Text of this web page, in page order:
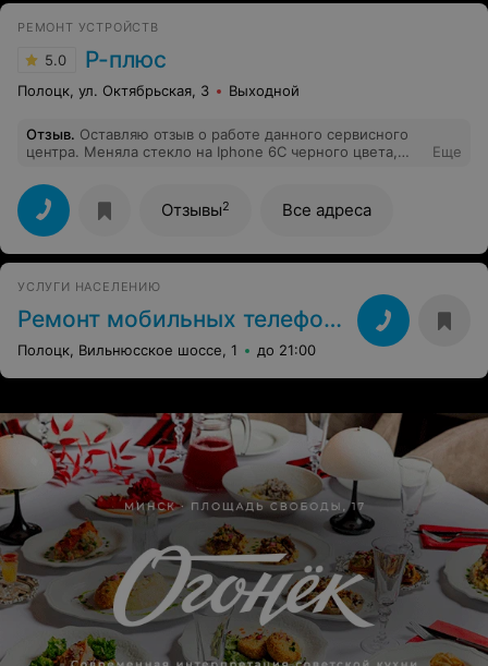
РЕМОНТ УСТРОЙСТВ
5.0 Р-плюс
Полоцк, ул. Октябрьская, 3 Выходной
Отзыв. Оставляю отзыв о работе данного сервисного
центра. Меняла стекло на Iphone 6С черного цвета,
Порадовало, что все сделали очень быстро, без
лишних слов, динамик заменили) Отдельное спасибо
за подарок - защитное стекло)).
Еще
Отзывы2 Все адреса
УСЛУГИ НАСЕЛЕНИЮ
Ремонт мобильных телефонов
Полоцк, Вильнюсское шоссе, 1 до 21:00